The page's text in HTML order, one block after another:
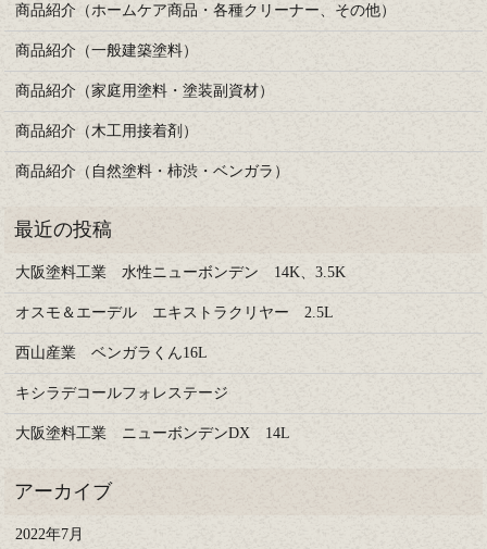
商品紹介（ホームケア商品・各種クリーナー、その他）
商品紹介（一般建築塗料）
商品紹介（家庭用塗料・塗装副資材）
商品紹介（木工用接着剤）
商品紹介（自然塗料・柿渋・ベンガラ）
大阪塗料工業 水性ニューボンデン 14K、3.5K
オスモ＆エーデル エキストラクリヤー 2.5L
西山産業 ベンガラくん16L
キシラデコールフォレステージ
大阪塗料工業 ニューボンデンDX 14L
2022年7月